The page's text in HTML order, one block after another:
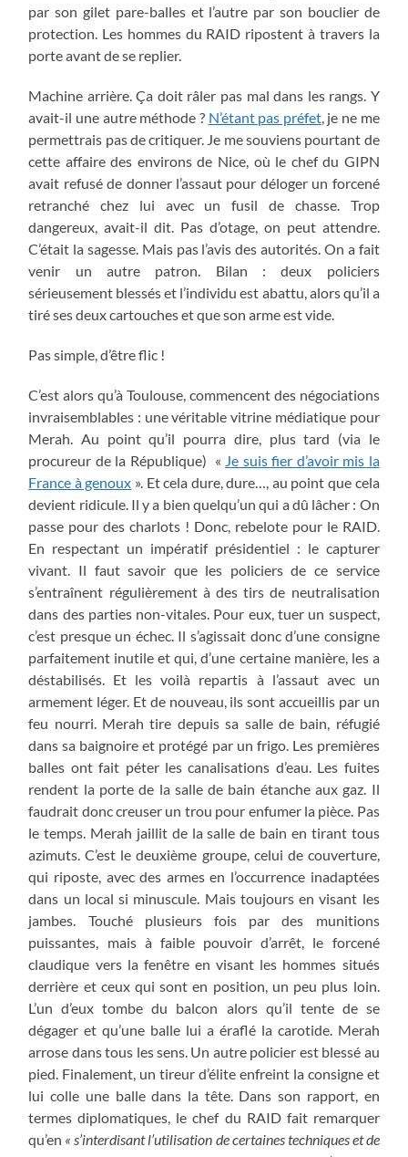
par son gilet pare-balles et l’autre par son bouclier de
protection. Les hommes du RAID ripostent à travers la
porte avant de se replier.
Machine arrière. Ça doit râler pas mal dans les rangs. Y
avait-il une autre méthode ? N’étant pas préfet, je ne me
permettrais pas de critiquer. Je me souviens pourtant de
cette affaire des environs de Nice, où le chef du GIPN
avait refusé de donner l’assaut pour déloger un forcené
retranché chez lui avec un fusil de chasse. Trop
dangereux, avait-il dit. Pas d’otage, on peut attendre.
C’était la sagesse. Mais pas l’avis des autorités. On a fait
venir un autre patron. Bilan : deux policiers
sérieusement blessés et l’individu est abattu, alors qu’il a
tiré ses deux cartouches et que son arme est vide.
Pas simple, d’être flic !
C’est alors qu’à Toulouse, commencent des négociations
invraisemblables : une véritable vitrine médiatique pour
Merah. Au point qu’il pourra dire, plus tard (via le
procureur de la République) « Je suis fier d’avoir mis la
France à genoux ». Et cela dure, dure…, au point que cela
devient ridicule. Il y a bien quelqu’un qui a dû lâcher : On
passe pour des charlots ! Donc, rebelote pour le RAID.
En respectant un impératif présidentiel : le capturer
vivant. Il faut savoir que les policiers de ce service
s’entraînent régulièrement à des tirs de neutralisation
dans des parties non-vitales. Pour eux, tuer un suspect,
c’est presque un échec. Il s’agissait donc d’une consigne
parfaitement inutile et qui, d’une certaine manière, les a
déstabilisés. Et les voilà repartis à l’assaut avec un
armement léger. Et de nouveau, ils sont accueillis par un
feu nourri. Merah tire depuis sa salle de bain, réfugié
dans sa baignoire et protégé par un frigo. Les premières
balles ont fait péter les canalisations d’eau. Les fuites
rendent la porte de la salle de bain étanche aux gaz. Il
faudrait donc creuser un trou pour enfumer la pièce. Pas
le temps. Merah jaillit de la salle de bain en tirant tous
azimuts. C’est le deuxième groupe, celui de couverture,
qui riposte, avec des armes en l’occurrence inadaptées
dans un local si minuscule. Mais toujours en visant les
jambes. Touché plusieurs fois par des munitions
puissantes, mais à faible pouvoir d’arrêt, le forcené
claudique vers la fenêtre en visant les hommes situés
derrière et ceux qui sont en position, un peu plus loin.
L’un d’eux tombe du balcon alors qu’il tente de se
dégager et qu’une balle lui a éraflé la carotide. Merah
arrose dans tous les sens. Un autre policier est blessé au
pied. Finalement, un tireur d’élite enfreint la consigne et
lui colle une balle dans la tête. Dans son rapport, en
termes diplomatiques, le chef du RAID fait remarquer
qu’en « s’interdisant l’utilisation de certaines techniques et de